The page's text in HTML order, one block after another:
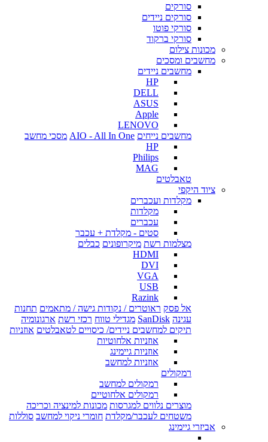
סורקים
סורקים ניידים
סורקי פוטו
סורקי ברקוד
מכונות צילום
מחשבים ומסכים
מחשבים ניידים
HP
DELL
ASUS
Apple
LENOVO
מחשבים נייחים AIO - All In One מסכי מחשב
HP
Philips
MAG
טאבלטים
ציוד היקפי
מקלדות ועכברים
מקלדות
עכברים
סטים - מקלדת + עכבר
מצלמות רשת מיקרופונים כבלים
HDMI
DVI
VGA
USB
Razink
אל פסק ראוטרים / נקודות גישה / מתאמים תחנות
עגינה SanDisk מגדילי טווח רכזי רשת ארגונומיה
תיקים למחשבים ניידים/ כיסויים לטאבלטים אוזניות
אוזניות אלחוטיות
אוזניות גיימינג
אוזניות למחשב
רמקולים
רמקולים למחשב
רמקולים אלחוטיים
מוצרים נלווים למגרסות מכונות למינציה וכריכה
משטחים לעכבר/מקלדת חומרי ניקוי למחשב סוללות
אביזרי גיימינג